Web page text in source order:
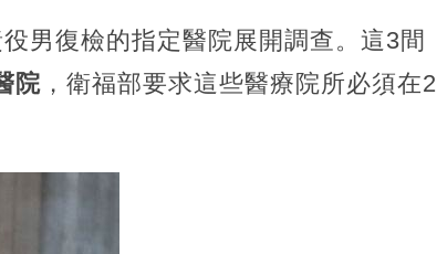
男復檢的指定醫院展開調查。這3間
院 ，衛福部要求這些醫療院所必須在2